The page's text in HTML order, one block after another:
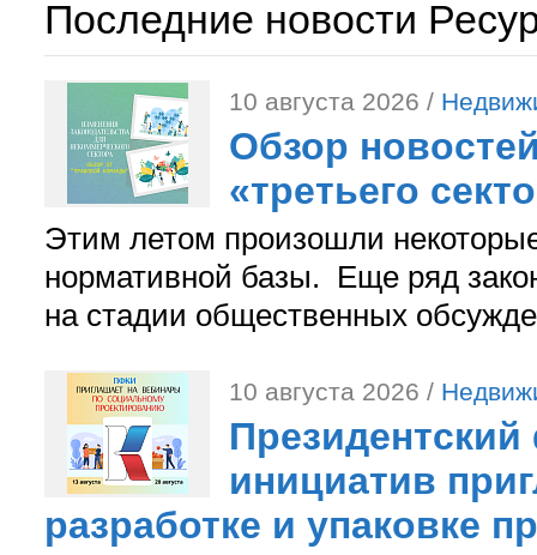
Последние новости
10 августа 2026 /
Обзор
«третьего
Этим летом произошли
нормативной базы. Еще ряд
на стадии общественных
10 августа 2026 /
инициатив
разработке и упаковке